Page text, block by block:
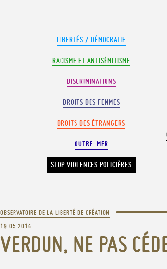
LIBERTÉS / DÉMOCRATIE
RACISME ET ANTISÉMITISME
DISCRIMINATIONS
DROITS DES FEMMES
DROITS DES ÉTRANGERS
OUTRE-MER
STOP VIOLENCES POLICIÈRES
OBSERVATOIRE DE LA LIBERTÉ DE CRÉATION
19.05.2016
VERDUN, NE PAS